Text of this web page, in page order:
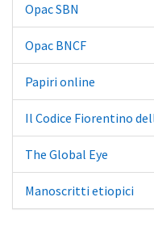
Opac SBN
Opac BNCF
Papiri online
Il Codice Fiorentino
The Global Eye
Manoscritti etiopici